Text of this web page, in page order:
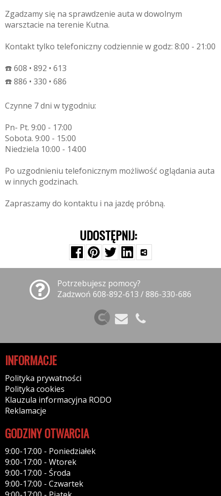
Zgadzamy się na sprawdzenie auta w dowolnym
warsztacie na terenie Kutna.
Kontakt tylko telefoniczny codziennie w godz: 8:00 - 21:00
☎️ 608 • 892 • 613
☎️ 886 • 330 • 686
Czynne 7 dni w tygodniu:
Pn- Pt. 9:00 - 17:00
Sobota. 9:00 - 15:00
Niedziela 10:00 - 14:00
Po uzgodnieniu telefonicznym możliwość oglądania auta
w innych godzinach.
Zapraszamy do kontaktu i na jazdę próbną.
UDOSTĘPNIJ:
Potrzebujesz pomocy?
Zadzwoń 608-892-613 / 886-330-686
INFORMACJE
Polityka prywatności
Polityka cookies
Klauzula informacyjna RODO
Reklamacje
GODZINY OTWARCIA
9:00-17:00 - Poniedziałek
9:00-17:00 - Wtorek
9:00-17:00 - Środa
9:00-17:00 - Czwartek